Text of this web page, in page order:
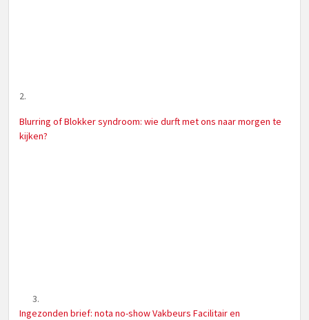
2.
Blurring of Blokker syndroom: wie durft met ons naar morgen te
kijken?
Ingezonden brief: nota no-show Vakbeurs Facilitair en